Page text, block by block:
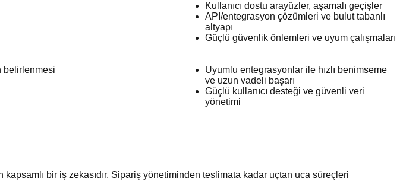
Kullanıcı dostu arayüzler, aşamalı geçişler
API/entegrasyon çözümleri ve bulut tabanlı
altyapı
Güçlü güvenlik önlemleri ve uyum çalışmaları
belirlenmesi
Uyumlu entegrasyonlar ile hızlı benimseme
ve uzun vadeli başarı
Güçlü kullanıcı desteği ve güvenli veri
yönetimi
kapsamlı bir iş zekasıdır. Sipariş yönetiminden teslimata kadar uçtan uca süreçleri